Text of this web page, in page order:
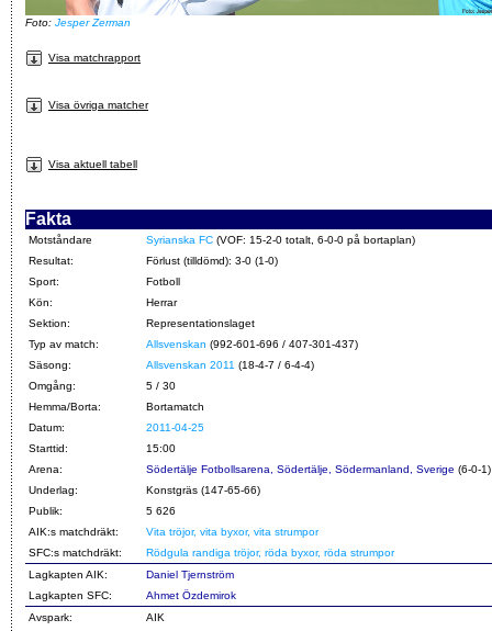
Foto: Jesper Zerman
Visa matchrapport
Visa övriga matcher
Visa aktuell tabell
Fakta
Motståndare Syrianska FC (VOF: 15-2-0 totalt, 6-0-0 på bortaplan)
Resultat:
Förlust (tilldömd): 3-0 (1-0)
Sport:
Fotboll
Kön:
Herrar
Sektion:
Representationslaget
Typ av match:
Allsvenskan (992-601-696 / 407-301-437)
Säsong:
Allsvenskan 2011 (18-4-7 / 6-4-4)
Omgång:
5 / 30
Hemma/Borta:
Bortamatch
Datum:
2011-04-25
Starttid:
15:00
Arena:
Södertälje Fotbollsarena, Södertälje, Södermanland, Sverige (6-0-1)
Underlag:
Konstgräs (147-65-66)
Publik:
5 626
AIK:s matchdräkt:
Vita tröjor, vita byxor, vita strumpor
SFC:s matchdräkt:
Rödgula randiga tröjor, röda byxor, röda strumpor
Lagkapten AIK:
Daniel Tjernström
Lagkapten SFC:
Ahmet Özdemirok
Avspark:
AIK